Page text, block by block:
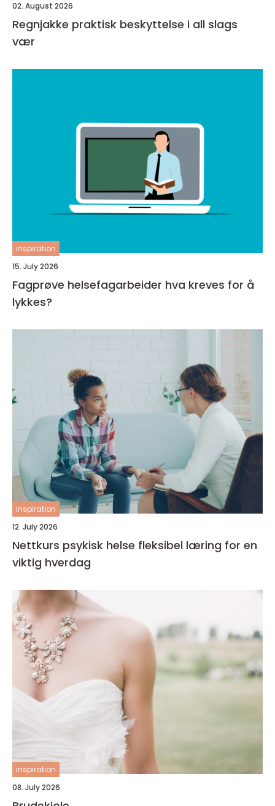
02. August 2026
Regnjakke praktisk beskyttelse i all slags
vær
inspiration
15. July 2026
Fagprøve helsefagarbeider hva kreves for å
lykkes?
inspiration
12. July 2026
Nettkurs psykisk helse fleksibel læring for en
viktig hverdag
inspiration
08. July 2026